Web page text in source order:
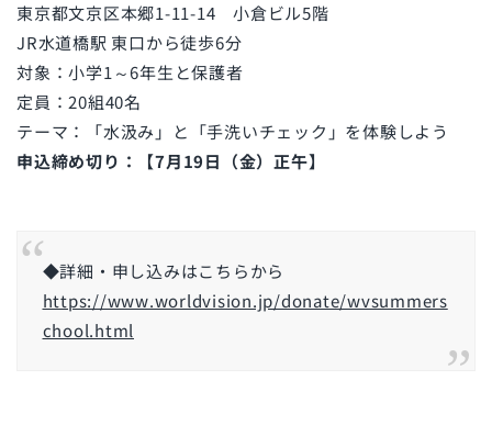
東京都文京区本郷1-11-14 小倉ビル5階
JR水道橋駅 東口から徒歩6分
対象：小学1～6年生と保護者
定員：20組40名
テーマ：「水汲み」と「手洗いチェック」を体験しよう
申込締め切り：【7月19日（金）正午】
◆詳細・申し込みはこちらから
https://www.worldvision.jp/donate/wvsummers
chool.html